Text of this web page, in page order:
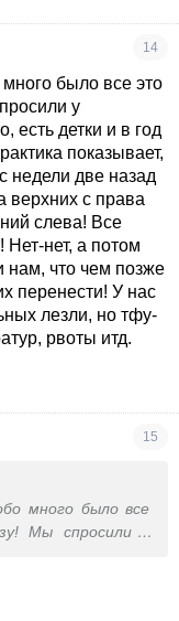
14
было все это
у
есть детки и в год
показывает,
недели две назад
верхних с права
слева! Все
Нет-нет, а потом
нам, что чем позже
перенести! У нас
лезли, но тфу-
рвоты итд.
15
много было все
Мы спросили у
что практика
Зато вот сейчас